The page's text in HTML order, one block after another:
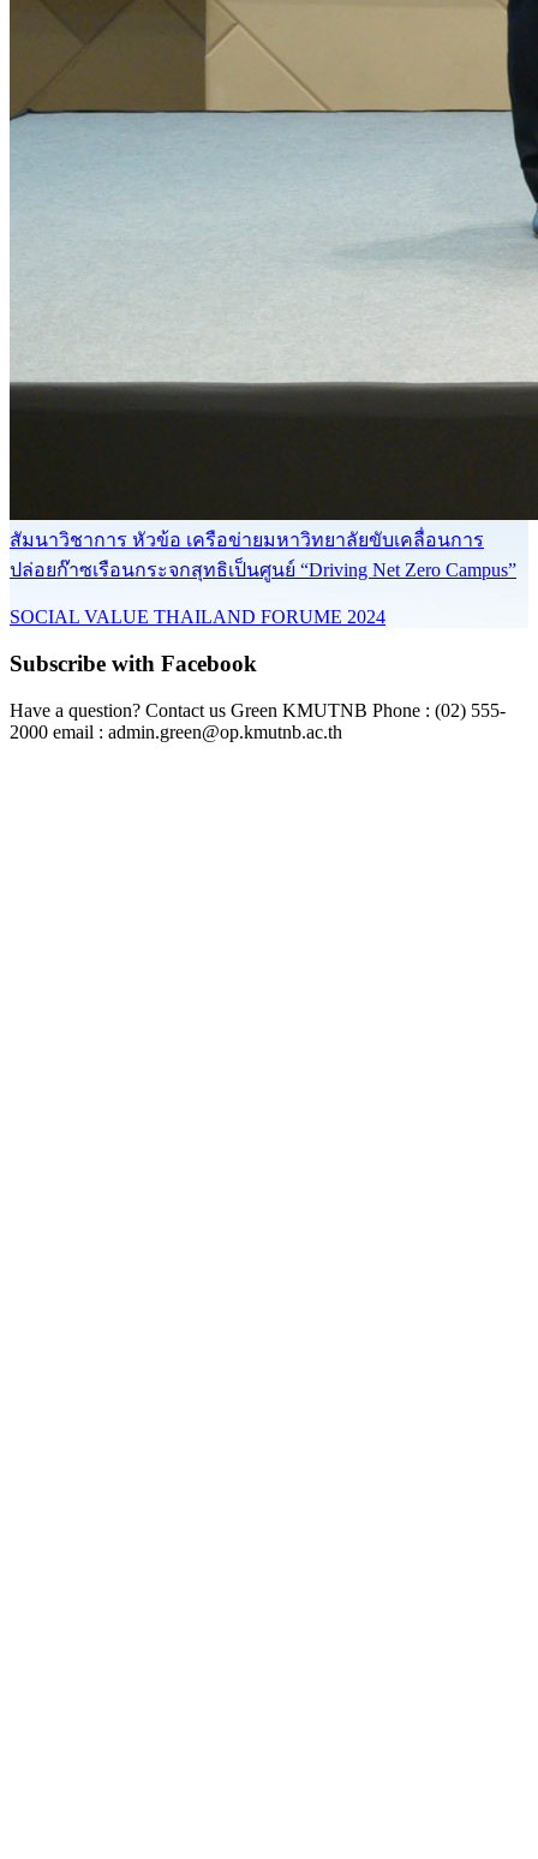
สัมนาวิชาการ หัวข้อ เครือข่ายมหาวิทยาลัยขับเคลื่อนการ
ปล่อยก๊าซเรือนกระจกสุทธิเป็นศูนย์ “Driving Net Zero Campus”
SOCIAL VALUE THAILAND FORUME 2024
Subscribe with Facebook
Have a question? Contact us Green KMUTNB Phone : (02) 555-
2000 email : admin.green@op.kmutnb.ac.th